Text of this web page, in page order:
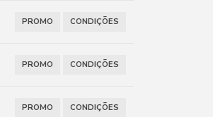
PROMO CONDIÇÕES
PROMO CONDIÇÕES
PROMO CONDIÇÕES